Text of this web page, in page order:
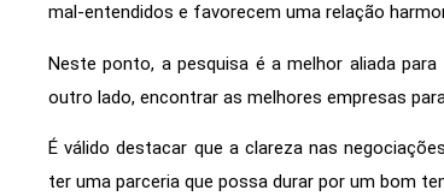
mal-entendidos e favorecem uma relação
Neste ponto, a pesquisa é a melhor aliada
outro lado, encontrar as melhores empresas
É válido destacar que a clareza nas
ter uma parceria que possa durar por um bom